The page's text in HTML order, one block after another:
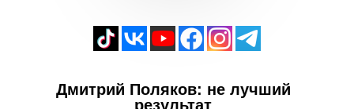
Дмитрий Поляков: не лучший
результат